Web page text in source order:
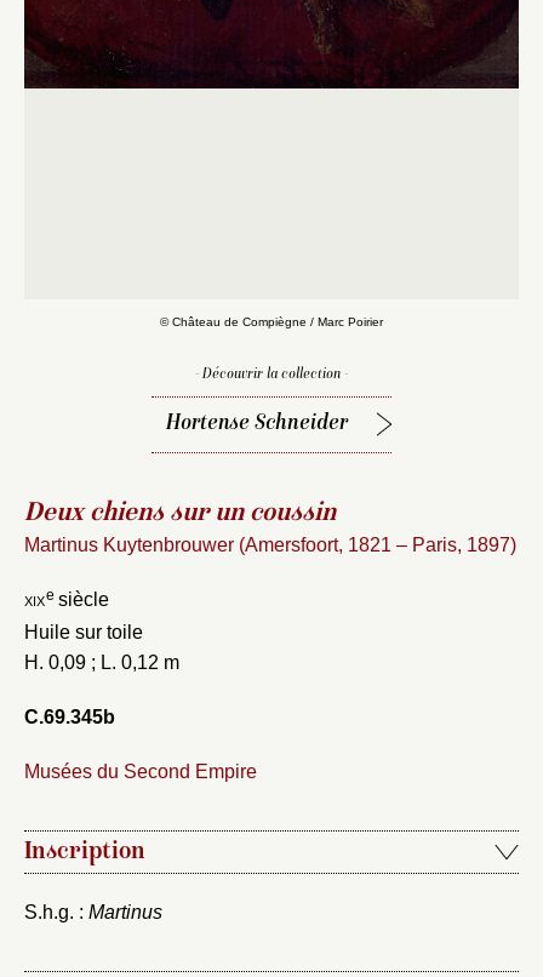
© Château de Compiègne / Marc Poirier
- Découvrir la collection -
Hortense Schneider
Deux chiens sur un coussin
Martinus Kuytenbrouwer (Amersfoort, 1821 – Paris, 1897)
xixe siècle
Huile sur toile
H. 0,09 ; L. 0,12 m
C.69.345b
Musées du Second Empire
Inscription
S.h.g. : Martinus
Choix du dossier où ajouter la
Valider
Nouveau dossier
Créer et ajouter
Connexion
Mot de passe
Vous n'êtes pas encore inscrit ?
Vous avez oublié votre mot de passe ?Cliquez ici